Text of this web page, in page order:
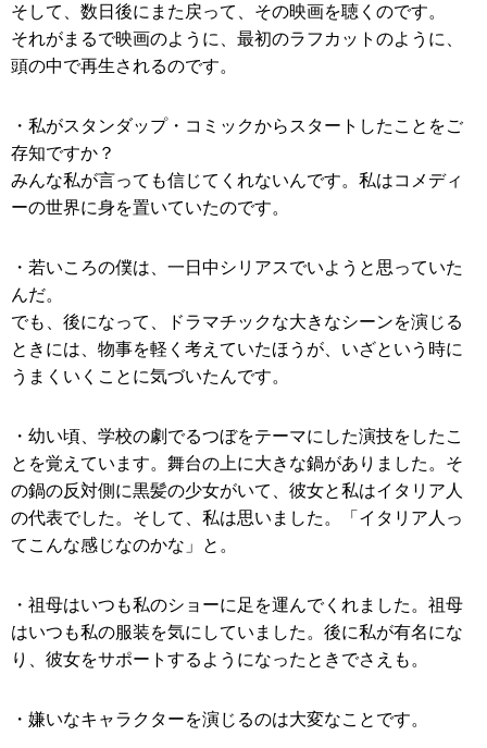
そして、数日後にまた戻って、その映画を聴くのです。
それがまるで映画のように、最初のラフカットのように、
頭の中で再生されるのです。
・私がスタンダップ・コミックからスタートしたことをご
存知ですか？
みんな私が言っても信じてくれないんです。私はコメディ
ーの世界に身を置いていたのです。
・若いころの僕は、一日中シリアスでいようと思っていた
んだ。
でも、後になって、ドラマチックな大きなシーンを演じる
ときには、物事を軽く考えていたほうが、いざという時に
うまくいくことに気づいたんです。
・幼い頃、学校の劇でるつぼをテーマにした演技をしたこ
とを覚えています。舞台の上に大きな鍋がありました。そ
の鍋の反対側に黒髪の少女がいて、彼女と私はイタリア人
の代表でした。そして、私は思いました。「イタリア人っ
てこんな感じなのかな」と。
・祖母はいつも私のショーに足を運んでくれました。祖母
はいつも私の服装を気にしていました。後に私が有名にな
り、彼女をサポートするようになったときでさえも。
・嫌いなキャラクターを演じるのは大変なことです。